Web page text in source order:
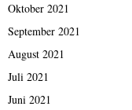
Oktober 2021
September 2021
August 2021
Juli 2021
Juni 2021